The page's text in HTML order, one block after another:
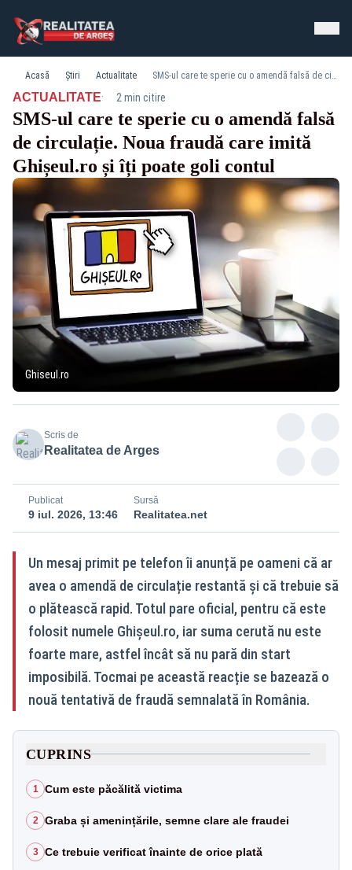
Acasă Știri Actualitate SMS-ul care te sperie cu o amendă falsă de circulație. Noua fraudă care imită Ghișeul.ro și îți poate goli contul
ACTUALITATE· 2 min citire
SMS-ul care te sperie cu o amendă falsă
de circulație. Noua fraudă care imită
Ghișeul.ro și îți poate goli contul
Ghiseul.ro
Scris de
Realitatea de Arges
Publicat
9 iul. 2026, 13:46
Sursă
Realitatea.net
Un mesaj primit pe telefon îi anunță pe oameni că ar
avea o amendă de circulație restantă și că trebuie să
o plătească rapid. Totul pare oficial, pentru că este
folosit numele Ghișeul.ro, iar suma cerută nu este
foarte mare, astfel încât să nu pară din start
imposibilă. Tocmai pe această reacție se bazează o
nouă tentativă de fraudă semnalată în România.
CUPRINS
1 Cum este păcălită victima
2 Graba și amenințările, semne clare ale fraudei
3 Ce trebuie verificat înainte de orice plată